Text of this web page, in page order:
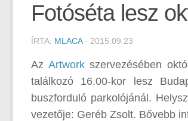
Fotóséta lesz
ÍRTA: MLACA· 2015.09.23
Az Artworkszervezésében
találkozó 16.00-kor lesz
buszforduló parkolójánál.
vezetője: Geréb Zsolt. Bővebb